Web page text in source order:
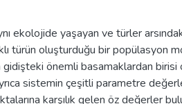
ekolojide yaşayan ve türler
türün oluşturduğu bir popülasyon
önemli basamaklardan
sistemin çeşitli parametre
karşılık gelen öz değerler